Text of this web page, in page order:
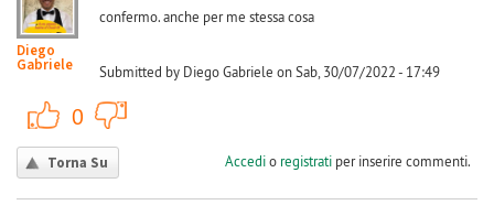
Diego
Gabriele
confermo. anche per me stessa cosa
Submitted by Diego Gabriele on Sab, 30/07/2022 - 17:49
0
Torna Su Accedio registratiper inserire commenti.